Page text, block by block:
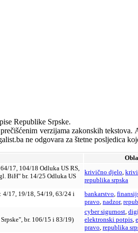
Republike Srpske.
verzijama zakonskih
ne odgovara za štetne posljedica
17, 104/18 Odluka US RS,
BiH" br. 14/25 Odluka US
krivično djelo,
republika srpska
4/17, 19/18, 54/19, 63/24 i
bankarstvo,
pravo, nadzor,
br. 106/15 i 83/19)
cyber sigurnost,
elektronski potpis,
pravo, republika